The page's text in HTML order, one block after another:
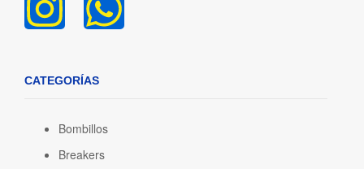
CATEGORÍAS
Bombillos
Breakers